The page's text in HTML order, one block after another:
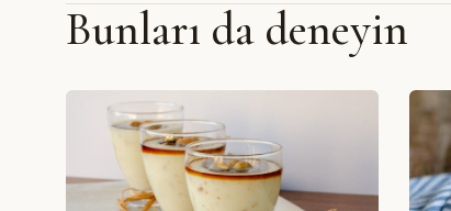
Bunları da deneyin